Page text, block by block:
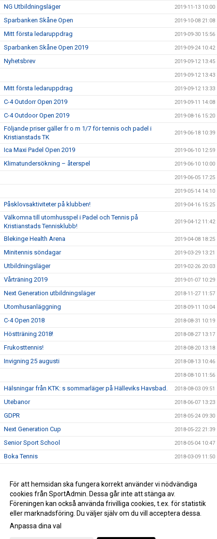
NG Utbildningsläger 2019-11-13 10:00
Sparbanken Skåne Open 2019-10-08 21:08
Mitt första ledaruppdrag 2019-09-30 15:56
Sparbanken Skåne Open 2019 2019-09-24 10:42
Nyhetsbrev 2019-09-12 13:45
2019-09-12 13:43
Mitt första ledaruppdrag 2019-09-12 13:33
C-4 Outdorr Open 2019 2019-09-11 14:08
C-4 Outdoor Open 2019 2019-08-16 15:20
Följande priser gäller fr o m 1/7 för tennis och padel i
Kristianstads TK
2019-06-18 10:39
Ica Maxi Padel Open 2019 2019-06-10 12:59
Klimatundersökning – återspel 2019-06-10 10:00
2019-06-05 17:25
2019-05-14 14:10
Påsklovsaktiviteter på klubben! 2019-04-16 15:25
Välkomna till utomhusspel i Padel och Tennis på
Kristianstads Tennisklubb!
2019-04-12 11:42
Blekinge Health Arena 2019-04-08 18:25
Minitennis söndagar 2019-03-29 13:21
Utbildningsläger 2019-02-26 20:03
Vårträning 2019 2019-01-07 10:29
Next Generation utbildningsläger 2018-11-27 11:57
Utomhusanläggning 2018-09-11 10:04
C-4 Open 2018 2018-08-31 10:19
Höstträning 2018! 2018-08-27 13:17
Frukosttennis! 2018-08-20 13:18
Invigning 25 augusti 2018-08-13 10:46
2018-08-10 11:56
Hälsningar från KTK: s sommarläger på Hälleviks Havsbad. 2018-08-03 09:51
Utebanor 2018-06-07 13:23
GDPR 2018-05-24 09:30
Next Generation Cup 2018-05-22 21:39
Senior Sport School 2018-05-04 10:47
Boka Tennis 2018-03-09 11:50
Padel 2018-02-08 14:29
Maxitouren 2017-11-29 10:44
För att hemsidan ska fungera korrekt använder vi nödvändiga
cookies från SportAdmin. Dessa går inte att stänga av.
Föreningen kan också använda frivilliga cookies, t.ex. för statistik
eller marknadsföring. Du väljer själv om du vill acceptera dessa.
Anpassa dina val